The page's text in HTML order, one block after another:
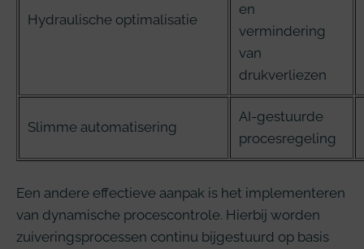
Hydraulische optimalisatie
en
vermindering
van
drukverliezen
Slimme automatisering
AI-gestuurde
procesregeling
Een andere effectieve aanpak is het implementeren
van dynamische procescontrole. Hierbij worden
zuiveringsprocessen continu bijgestuurd op basis